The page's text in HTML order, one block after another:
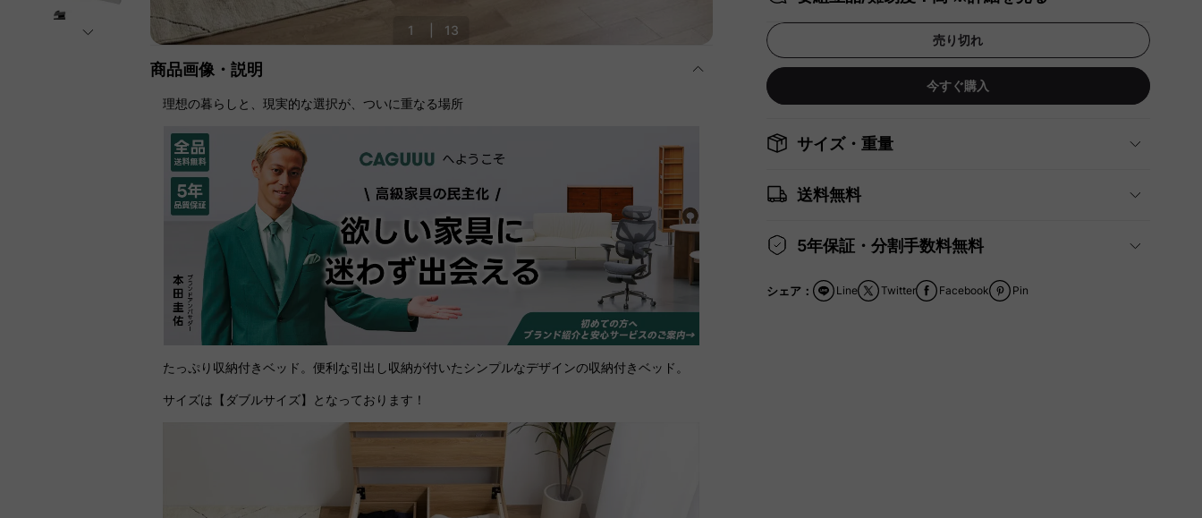
1 13
商品画像・説明
理想の暮らしと、現実的な選択が、ついに重なる場所
たっぷり収納付きベッド。便利な引出し収納が付いたシンプルなデザインの収納付きベッド。
サイズは【ダブルサイズ】となっております！
売り切れ
今すぐ購入
サイズ・重量
送料無料
5年保証・分割手数料無料
シェア： Facebook
Twitter Pin
Line